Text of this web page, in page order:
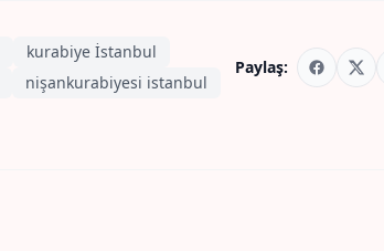
kurabiye İstanbul
nişankurabiyesi istanbul
Paylaş: